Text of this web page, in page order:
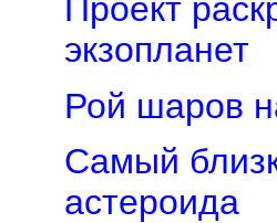
Проект
экзопланет
Рой шаров
Самый
астероида